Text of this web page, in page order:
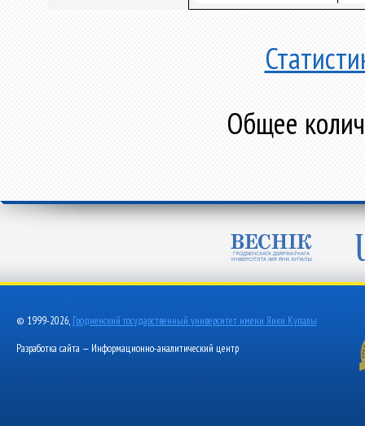
Общее
© 1999-2026, Гродненский государственный университет имени Янки Купалы
Разработка сайта — Информационно-аналитический центр